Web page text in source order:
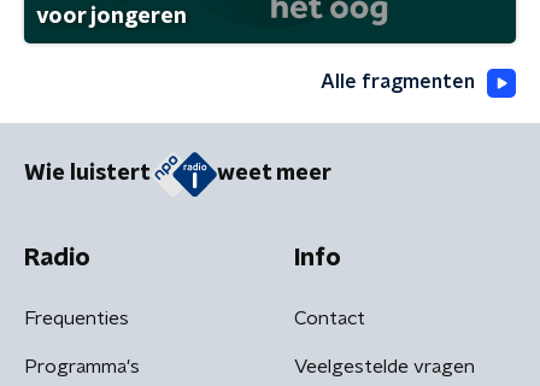
voor jongeren
Alle fragmenten
Wie luistert weet meer
Radio
Frequenties
Programma's
Info
Contact
Veelgestelde vragen